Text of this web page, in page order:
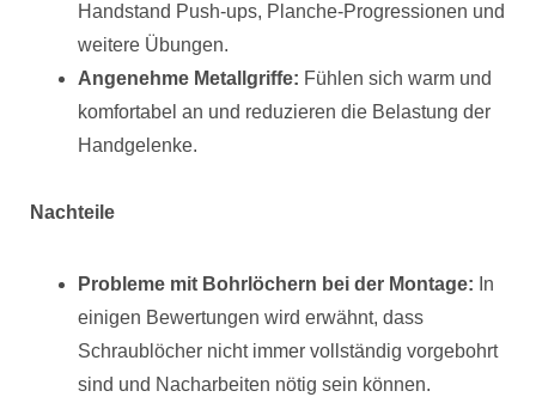
Handstand Push-ups, Planche-Progressionen und
weitere Übungen.
Angenehme Metallgriffe: Fühlen sich warm und
komfortabel an und reduzieren die Belastung der
Handgelenke.
Nachteile
Probleme mit Bohrlöchern bei der Montage: In
einigen Bewertungen wird erwähnt, dass
Schraublöcher nicht immer vollständig vorgebohrt
sind und Nacharbeiten nötig sein können.